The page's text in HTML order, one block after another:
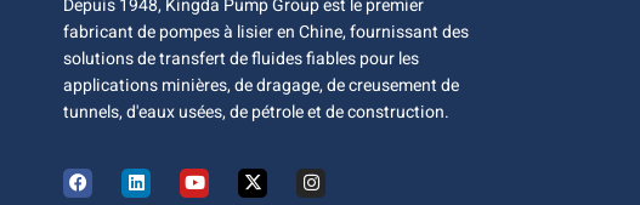
Depuis 1948, Kingda Pump Group est le premier
fabricant de pompes à lisier en Chine, fournissant des
solutions de transfert de fluides fiables pour les
applications minières, de dragage, de creusement de
tunnels, d'eaux usées, de pétrole et de construction.